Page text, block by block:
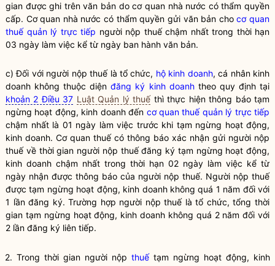
gian được ghi trên văn bản do cơ quan nhà nước có thẩmquyền
cấp. Cơ quan nhà nước có thẩmquyền gửi văn bản chocơ quan
thuế quản lý trực tiếp người nộp thuế chậm nhất trong thời hạn
03 ngày làm việc kể từ ngày ban hành văn bản.
c) Đối với người nộp thuế là tổ chức, hộ kinh doanh, cá nhân kinh
doanh không thuộc diệnđăng ký kinh doanhtheo quy định tại
khoản 2 Điều 37 Luật Quản lý thuếthì thực hiện thông báo tạm
ngừng hoạt động, kinh doanh đến cơ quan thuế quản lý trực tiếp
chậm nhất là 01 ngày làm việc trước khi tạm ngừng hoạt động,
kinh doanh. Cơ quan thuế có thông báo xác nhận gửi người nộp
thuế về thời gian người nộp thuế đăng ký tạm ngừng hoạt động,
kinh doanh chậm nhất trong thời hạn 02 ngày làm việc kể từ
ngày nhận được thông báo của người nộp thuế. Người nộp thuế
được tạm ngừng hoạt động, kinh doanh không quá 1 năm đối với
1 lần đăng ký. Trường hợp người nộp thuế là tổ chức, tổng thời
gian tạm ngừng hoạt động, kinh doanh không quá 2 năm đối với
2 lần đăng ký liên tiếp.
2. Trong thời gian người nộp thuếtạm ngừng hoạt động, kinh